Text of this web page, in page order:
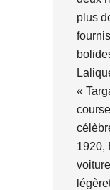
plus
«
1920,